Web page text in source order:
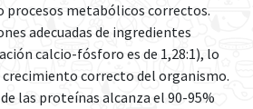
procesos metabólicos correctos.
adecuadas de ingredientes
calcio-fósforo es de 1,28:1), lo
crecimiento correcto del organismo.
las proteínas alcanza el 90-95%